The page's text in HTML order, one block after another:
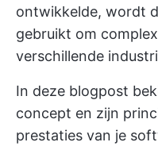
ontwikkelde, wordt
gebruikt om
verschillende
In deze blogpost
concept en zijn
prestaties van je